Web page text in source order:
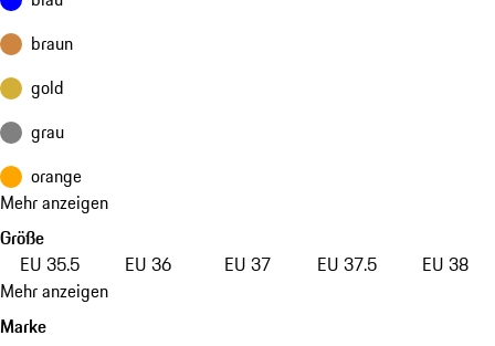
braun
gold
grau
orange
Mehr anzeigen
Größe
EU 35.5
EU 36 EU 37 EU 37.5
EU 38
Mehr anzeigen
Marke